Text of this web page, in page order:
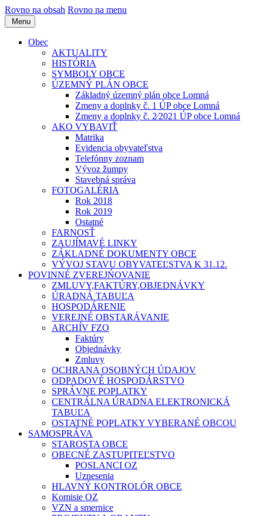
Rovno na obsah Rovno na menu
Menu
Obec
AKTUALITY
HISTÓRIA
SYMBOLY OBCE
ÚZEMNÝ PLÁN OBCE
Základný územný plán obce Lomná
Zmeny a doplnky č. 1 ÚP obce Lomná
Zmeny a doplnky č. 2⁄2021 ÚP obce Lomná
AKO VYBAVIŤ
Matrika
Evidencia obyvateľstva
Telefónny zoznam
Vývoz žumpy
Stavebná správa
FOTOGALÉRIA
Rok 2018
Rok 2019
Ostatné
FARNOSŤ
ZAUJÍMAVÉ LINKY
ZÁKLADNÉ DOKUMENTY OBCE
VÝVOJ STAVU OBYVATEĽSTVA K 31.12.
POVINNÉ ZVEREJŃOVANIE
ZMLUVY,FAKTÚRY,OBJEDNÁVKY
ÚRADNÁ TABUĽA
HOSPODÁRENIE
VEREJNÉ OBSTARÁVANIE
ARCHÍV FZO
Faktúry
Objednávky
Zmluvy
OCHRANA OSOBNÝCH ÚDAJOV
ODPADOVÉ HOSPODÁRSTVO
SPRÁVNE POPLATKY
CENTRÁLNA ÚRADNA ELEKTRONICKÁ
TABUĽA
OSTATNÉ POPLATKY VYBERANÉ OBCOU
SAMOSPRÁVA
STAROSTA OBCE
OBECNÉ ZASTUPITEĽSTVO
POSLANCI OZ
Uznesenia
HLAVNÝ KONTROLÓR OBCE
Komisie OZ
VZN a smernice